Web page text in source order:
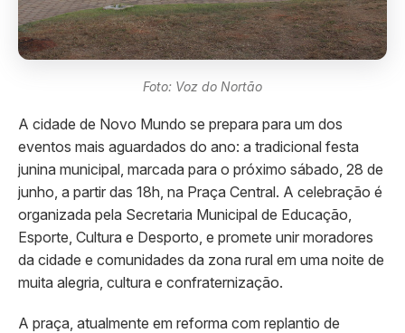
Foto: Voz do Nortão
A cidade de Novo Mundo se prepara para um dos
eventos mais aguardados do ano: a tradicional festa
junina municipal, marcada para o próximo sábado, 28 de
junho, a partir das 18h, na Praça Central. A celebração é
organizada pela Secretaria Municipal de Educação,
Esporte, Cultura e Desporto, e promete unir moradores
da cidade e comunidades da zona rural em uma noite de
muita alegria, cultura e confraternização.
A praça, atualmente em reforma com replantio de